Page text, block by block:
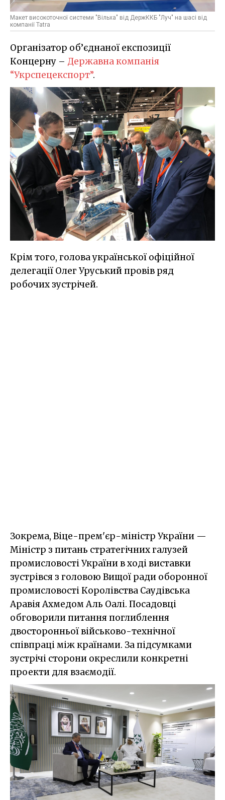
Макет високоточної системи "Вільха" від ДержККБ "Луч" на шасі від
компанії Tatra
Організатор об’єднаної експозиції
Концерну – Державна компанія
“Укрспецекспорт”.
Крім того, голова української офіційної
делегації Олег Уруський провів ряд
робочих зустрічей.
Зокрема, Віце-прем'єр-міністр України —
Міністр з питань стратегічних галузей
промисловості України в ході виставки
зустрівся з головою Вищої ради оборонної
промисловості Королівства Саудівська
Аравія Ахмедом Аль Оалі. Посадовці
обговорили питання поглиблення
двосторонньої військово-технічної
співпраці між країнами. За підсумками
зустрічі сторони окреслили конкретні
проекти для взаємодії.